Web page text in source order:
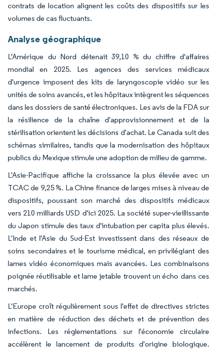
contrats de location alignent les coûts des dispositifs sur les
volumes de cas fluctuants.
Analyse géographique
L'Amérique du Nord détenait 39,10 % du chiffre d'affaires
mondial en 2025. Les agences des services médicaux
d'urgence imposent des kits de laryngoscopie vidéo sur les
unités de soins avancés, et les hôpitaux intègrent les séquences
dans les dossiers de santé électroniques. Les avis de la FDA sur
la résilience de la chaîne d'approvisionnement et de la
stérilisation orientent les décisions d'achat. Le Canada suit des
schémas similaires, tandis que la modernisation des hôpitaux
publics du Mexique stimule une adoption de milieu de gamme.
L'Asie-Pacifique affiche la croissance la plus élevée avec un
TCAC de 9,25 %. La Chine finance de larges mises à niveau de
dispositifs, poussant son marché des dispositifs médicaux
vers 210 milliards USD d'ici 2025. La société super-vieillissante
du Japon stimule des taux d'intubation per capita plus élevés.
L'Inde et l'Asie du Sud-Est investissent dans des réseaux de
soins secondaires et le tourisme médical, en privilégiant des
lames vidéo économiques mais avancées. Les combinaisons
poignée réutilisable et lame jetable trouvent un écho dans ces
marchés.
L'Europe croît régulièrement sous l'effet de directives strictes
en matière de réduction des déchets et de prévention des
infections. Les réglementations sur l'économie circulaire
accélèrent le lancement de produits d'origine biologique.